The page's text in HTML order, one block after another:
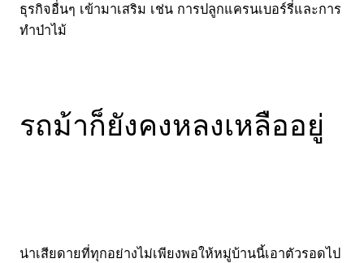
ธุรกิจอื่นๆ เข้ามาเสริม เช่น การปลูกแครนเบอร์รี่และการ
ทำป่าไม้
รถม้าก็ยังคงหลงเหลืออยู่
น่าเสียดายที่ทุกอย่างไม่เพียงพอให้หมู่บ้านนี้เอาตัวรอดไป